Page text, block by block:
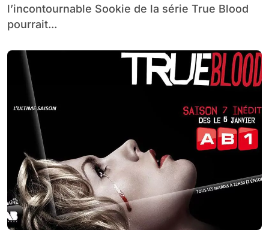
l’incontournable Sookie de la série True Blood
pourrait...